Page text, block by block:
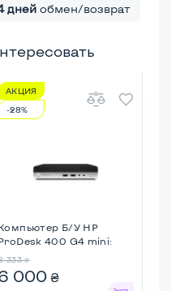
дней обмен/возврат
АКЦИЯ
-28%
Б/У HP
400 G4 mini:
333 ₴
000 ₴